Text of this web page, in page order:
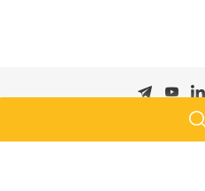
المنتدى في الاعلام |